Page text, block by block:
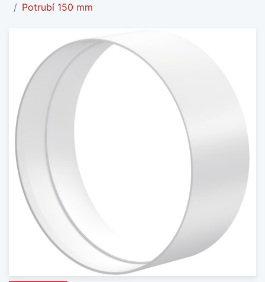
Potrubí 150 mm